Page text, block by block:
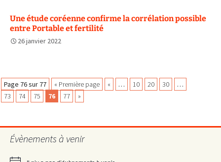
Une étude coréenne confirme la corrélation possible
entre Portable et fertilité
26 janvier 2022
Navigation
des
articles
Page 76 sur 77 « Première page « … 10 20 30
…
73
74 75 76 77 »
Évènements à venir